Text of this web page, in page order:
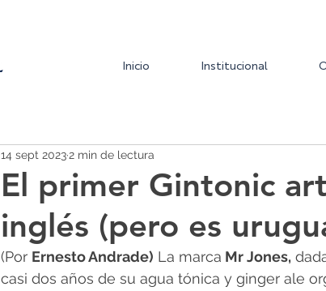
Inicio Institucional
El primer Gintonic
inglés (pero es
14 sept 2023 2 min de lectura
(Por Ernesto Andrade) La marca Mr Jones,
casi dos años de su agua tónica y ginger ale